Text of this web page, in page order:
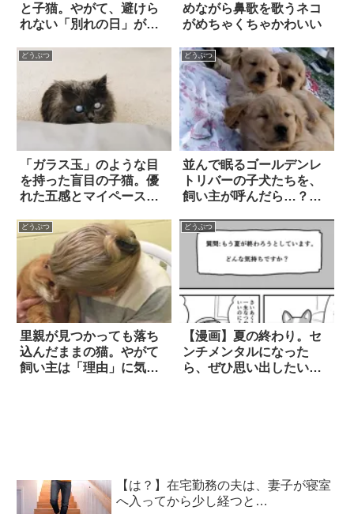
と子猫。やがて、避けら
れない「別れの日」がや
めながら鼻歌を歌うネコ
がめちゃくちゃかわいい
どうぶつ
「ガラス玉」のような目
を持った盲目の子猫。優
れた五感とマイペースな
素敵な暮らしを満喫する
どうぶつ
並んで眠るゴールデンレ
トリバーの子犬たちを、
飼い主が呼んだら…？
を動画でご覧くださ
い！！
どうぶつ
里親が見つかっても落ち
込んだままの猫。やがて
飼い主は「理由」に気づ
どうぶつ
【漫画】夏の終わり。セ
ンチメンタルになった
ら、ぜひ思い出したいこ
【は？】在宅勤務の夫は、妻子が寝室
へ入ってから少し経つと…